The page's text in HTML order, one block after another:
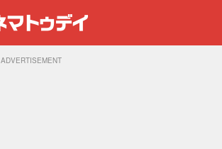
ADVERTISEMENT